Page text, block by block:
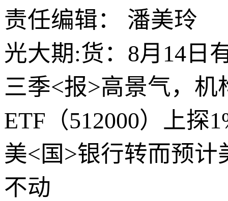
责任编辑： 潘美玲
光大期:货：8月14日
三季<报>高景气，
ETF（512000）上探
美<国>银行转而预
不动